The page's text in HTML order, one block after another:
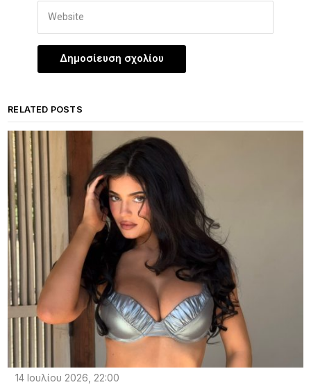
RELATED POSTS
14 Ιουλίου 2026, 22:00